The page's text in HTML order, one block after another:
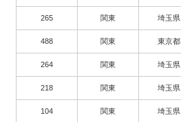
265 関東 埼玉県
488 関東 東京都
264 関東 埼玉県
218 関東 埼玉県
104 関東 埼玉県